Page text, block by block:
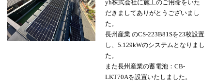
yh株式会社に施工のご用命をいた
だきましてありがとうございまし
た。
長州産業 のCS-223B81Sを23枚設置
し、5.129kWのシステムとなりまし
た。
また長州産業の蓄電池：CB-
LKT70Aを設置いたしました。